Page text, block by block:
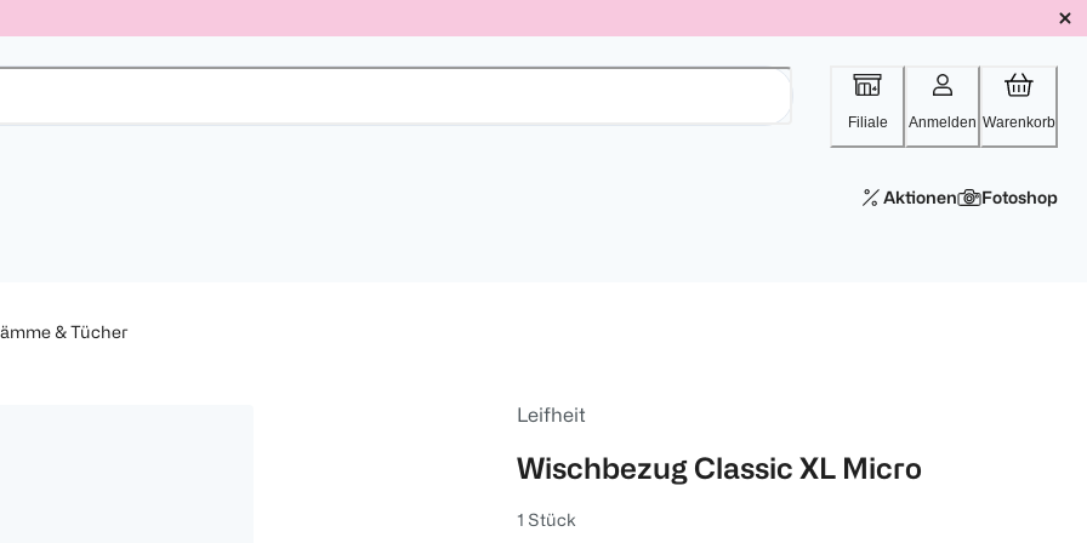
Filiale Anmelden Warenkorb
Aktionen Fotoshop
& Tücher
Leifheit
Wischbezug Classic XL Micro
1 Stück